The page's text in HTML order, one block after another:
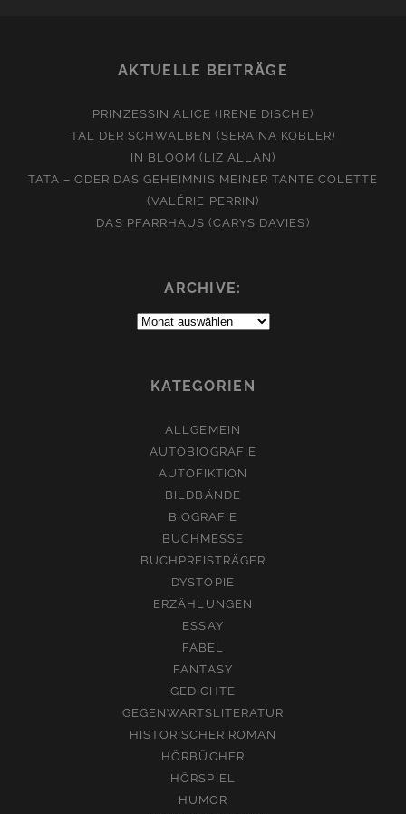
AKTUELLE BEITRÄGE
PRINZESSIN ALICE (IRENE DISCHE)
TAL DER SCHWALBEN (SERAINA KOBLER)
IN BLOOM (LIZ ALLAN)
TATA – ODER DAS GEHEIMNIS MEINER TANTE COLETTE
(VALÉRIE PERRIN)
DAS PFARRHAUS (CARYS DAVIES)
ARCHIVE:
Archive:
KATEGORIEN
ALLGEMEIN
AUTOBIOGRAFIE
AUTOFIKTION
BILDBÄNDE
BIOGRAFIE
BUCHMESSE
BUCHPREISTRÄGER
DYSTOPIE
ERZÄHLUNGEN
ESSAY
FABEL
FANTASY
GEDICHTE
GEGENWARTSLITERATUR
HISTORISCHER ROMAN
HÖRBÜCHER
HÖRSPIEL
HUMOR